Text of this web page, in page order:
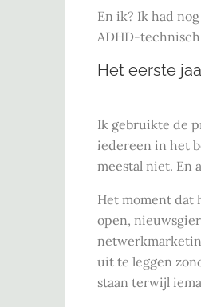
En ik? Ik had
ADHD-
Het eerste
Ik gebruikte de
iedereen in het
meestal niet. En
Het moment dat
open,
uit te leggen
staan terwijl